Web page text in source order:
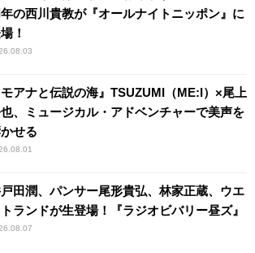
年の西川貴教が『オールナイトニッポン』に
！
モアナと伝説の海』TSUZUMI（ME:I）×尾上
、ミュージカル・アドベンチャーで美声を
せる
田潤、パンサー尾形貴弘、林家正蔵、ウエ
ランドが生登場！『ラジオビバリー昼ズ』